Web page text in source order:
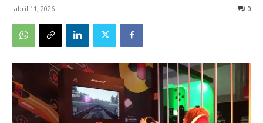
abril 11, 2026 0